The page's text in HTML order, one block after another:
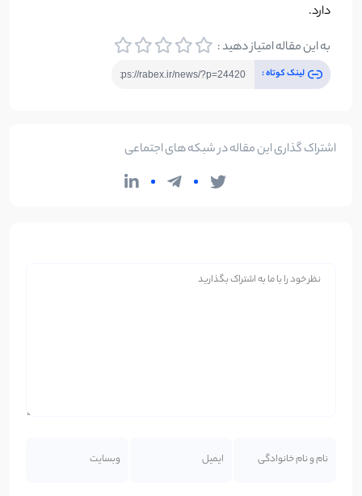
دارد.
به این مقاله امتیاز دهید :
لینک کوتاه :
اشتراک گذاری این مقاله در شبکه های اجتماعی